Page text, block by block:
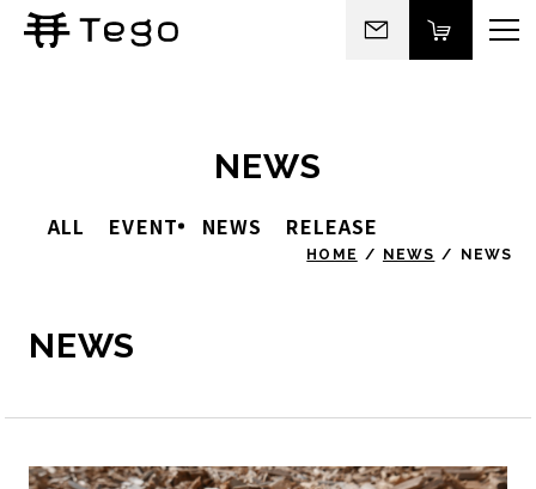
NEWS
ALL EVENT NEWS RELEASE
HOME NEWS NEWS
NEWS